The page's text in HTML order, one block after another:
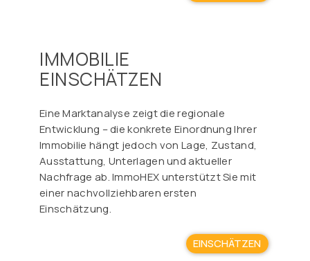
IMMOBILIE
EINSCHÄTZEN
Eine Marktanalyse zeigt die regionale
Entwicklung – die konkrete Einordnung Ihrer
Immobilie hängt jedoch von Lage, Zustand,
Ausstattung, Unterlagen und aktueller
Nachfrage ab. ImmoHEX unterstützt Sie mit
einer nachvollziehbaren ersten
Einschätzung.
EINSCHÄTZEN